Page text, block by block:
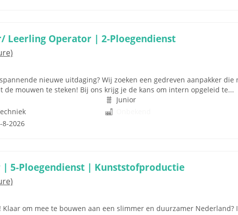
Leerling Operator | 2-Ploegendienst
nieuwe uitdaging? Wij zoeken een gedreven aanpakker die
de mouwen te steken! Bij ons krijg je de kans om intern opgeleid te...
Junior
8-2026
| 5-Ploegendienst | Kunststofproductie
Klaar om mee te bouwen aan een slimmer en duurzamer Nederland?